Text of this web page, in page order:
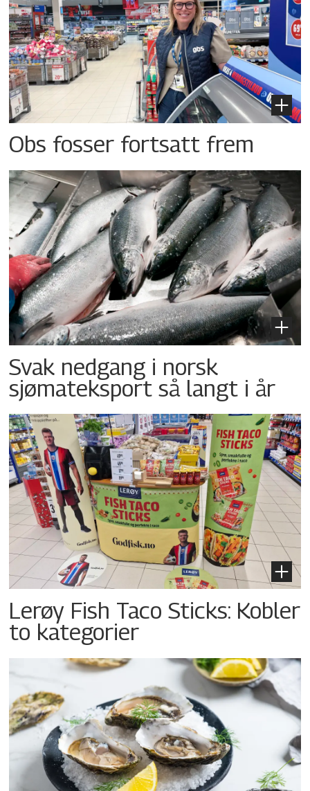
Obs fosser fortsatt frem
Svak nedgang i norsk
sjømateksport så langt i år
Lerøy Fish Taco Sticks: Kobler
to kategorier